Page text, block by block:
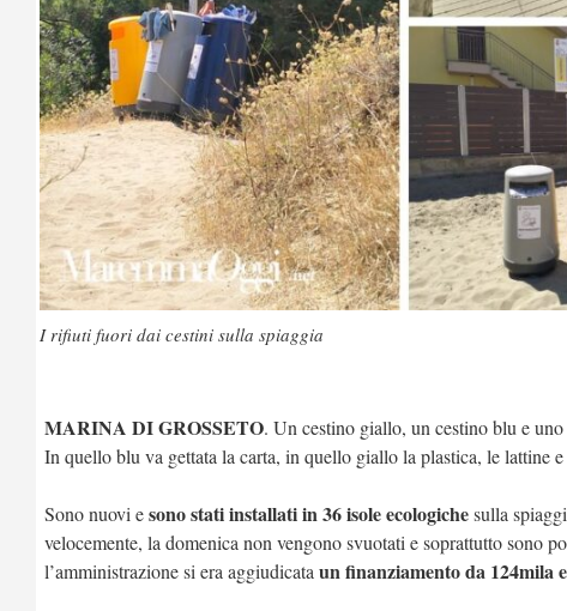
I rifiuti fuori dai cestini sulla spiaggia
MARINA DI GROSSETO. Un cestino giallo, un cestino blu e
In quello blu va gettata la carta, in quello giallo la plastica, le lattine
Sono nuovi esono stati installati in 36 isole ecologichesulla
velocemente, la domenica non vengono svuotati e soprattutto sono
l’amministrazione si era aggiudicata un finanziamento da 124mila